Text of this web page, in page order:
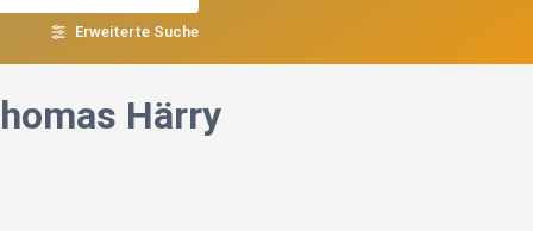
Erweiterte Suche
Härry